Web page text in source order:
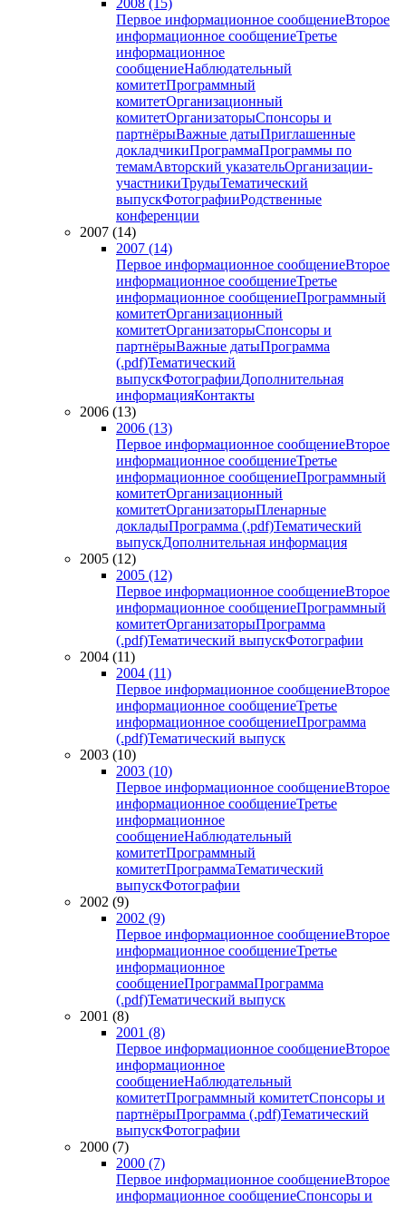
2008 (15)
Первое информационное сообщениеВторое
информационное сообщениеТретье
информационное
сообщениеНаблюдательный
комитетПрограммный
комитетОрганизационный
комитетОрганизаторыСпонсоры и
партнёрыВажные датыПриглашенные
докладчикиПрограммаПрограммы по
темамАвторский указательОрганизации-
участникиТрудыТематический
выпускФотографииРодственные
конференции
2007 (14)
2007 (14)
Первое информационное сообщениеВторое
информационное сообщениеТретье
информационное сообщениеПрограммный
комитетОрганизационный
комитетОрганизаторыСпонсоры и
партнёрыВажные датыПрограмма
(.pdf)Тематический
выпускФотографииДополнительная
информацияКонтакты
2006 (13)
2006 (13)
Первое информационное сообщениеВторое
информационное сообщениеТретье
информационное сообщениеПрограммный
комитетОрганизационный
комитетОрганизаторыПленарные
докладыПрограмма (.pdf)Тематический
выпускДополнительная информация
2005 (12)
2005 (12)
Первое информационное сообщениеВторое
информационное сообщениеПрограммный
комитетОрганизаторыПрограмма
(.pdf)Тематический выпускФотографии
2004 (11)
2004 (11)
Первое информационное сообщениеВторое
информационное сообщениеТретье
информационное сообщениеПрограмма
(.pdf)Тематический выпуск
2003 (10)
2003 (10)
Первое информационное сообщениеВторое
информационное сообщениеТретье
информационное
сообщениеНаблюдательный
комитетПрограммный
комитетПрограммаТематический
выпускФотографии
2002 (9)
2002 (9)
Первое информационное сообщениеВторое
информационное сообщениеТретье
информационное
сообщениеПрограммаПрограмма
(.pdf)Тематический выпуск
2001 (8)
2001 (8)
Первое информационное сообщениеВторое
информационное
сообщениеНаблюдательный
комитетПрограммный комитетСпонсоры и
партнёрыПрограмма (.pdf)Тематический
выпускФотографии
2000 (7)
2000 (7)
Первое информационное сообщениеВторое
информационное сообщениеСпонсоры и